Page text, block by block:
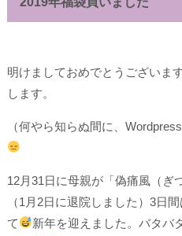
明けましておめでとうございま
します。
（何やら知らぬ間に、
12月31日に母親が「偽痛風（ぎ
（1月2日に退院しました）3日
て
新年を迎えました。バタバ